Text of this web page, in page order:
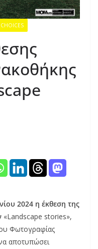
2024 η έκθεση της
«Landscape stories»,
Φωτογραφίας
αποτυπώσει